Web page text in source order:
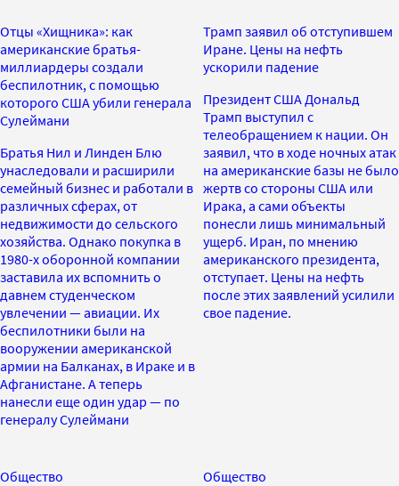
Отцы «Хищника»: как
американские братья-
миллиардеры создали
беспилотник, с помощью
которого США убили генерала
Сулеймани
Братья Нил и Линден Блю
унаследовали и расширили
семейный бизнес и работали в
различных сферах, от
недвижимости до сельского
хозяйства. Однако покупка в
1980-х оборонной компании
заставила их вспомнить о
давнем студенческом
увлечении — авиации. Их
беспилотники были на
вооружении американской
армии на Балканах, в Ираке и в
Афганистане. А теперь
нанесли еще один удар — по
генералу Сулеймани
Трамп заявил об отступившем
Иране. Цены на нефть
ускорили падение
Президент США Дональд
Трамп выступил с
телеобращением к нации. Он
заявил, что в ходе ночных атак
на американские базы не было
жертв со стороны США или
Ирака, а сами объекты
понесли лишь минимальный
ущерб. Иран, по мнению
американского президента,
отступает. Цены на нефть
после этих заявлений усилили
свое падение.
Общество Общество